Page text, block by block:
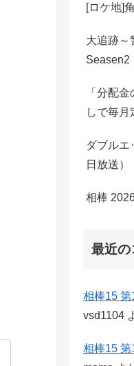
[ロケ地]
大追跡～
Seasen2
「分配
しで毎月
ダブルエ
日放送）
相棒
最近の
相棒15 第
vsd1104
相棒15 第